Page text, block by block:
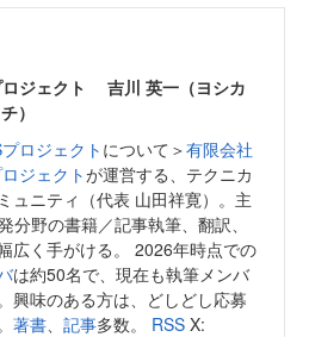
ロジェクト 吉川 英一（ヨシカ
）
ロジェクト について＞有限会社
ジェクトが運営する、テクニカ
ュニティ（代表 山田祥寛）。主
分野の書籍／記事執筆、翻訳、
広く手がける。 2026年時点での
は約50名で、現在も執筆メンバ
。興味のある方は、どしどし応募
著書 記事多数。 RSS X: